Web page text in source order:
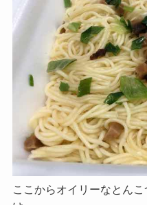
ここからオイリーなとん